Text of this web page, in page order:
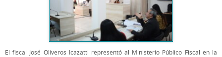
El fiscal José Oliveros Icazatti representó al Ministerio Público Fiscal en la